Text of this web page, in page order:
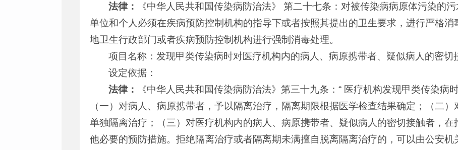
法律：
《中华人民共和国传染病防治法》 第二十七条：对被传染病病原体污染的
单位和个人必须在疾病预防控制机构的指导下或者按照其提出的卫生要求，进行严格
地卫生行政部门或者疾病预防控制机构进行强制消毒处理。
项目名称：发现甲类传染病时对医疗机构内的病人、病原携带者、疑似病人的密切
设定依据：
法律：
《中华人民共和国传染病防治法》第三十九条：“ 医疗机构发现甲类传染病
（一）对病人、病原携带者，予以隔离治疗，隔离期限根据医学检查结果确定；（二
单独隔离治疗；（三）对医疗机构内的病人、病原携带者、疑似病人的密切接触者，
他必要的预防措施。拒绝隔离治疗或者隔离期未满擅自脱离隔离治疗的，可以由公安